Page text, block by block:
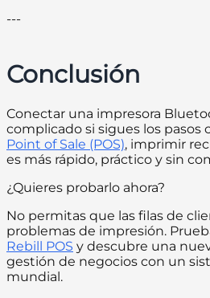
---
Conclusión
Conectar una impresora
complicado si sigues los pasos
Point of Sale (POS), imprimir
es más rápido, práctico y sin
¿Quieres probarlo ahora?
No permitas que las filas de
problemas de impresión.
Rebill POS y descubre una
gestión de negocios con un
mundial.